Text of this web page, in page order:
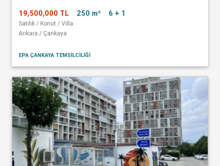
19,500,000 TL 250 m² 6 + 1
Satılık / Konut / Villa
Ankara / Çankaya
EPA ÇANKAYA TEMSİLCİLİĞİ